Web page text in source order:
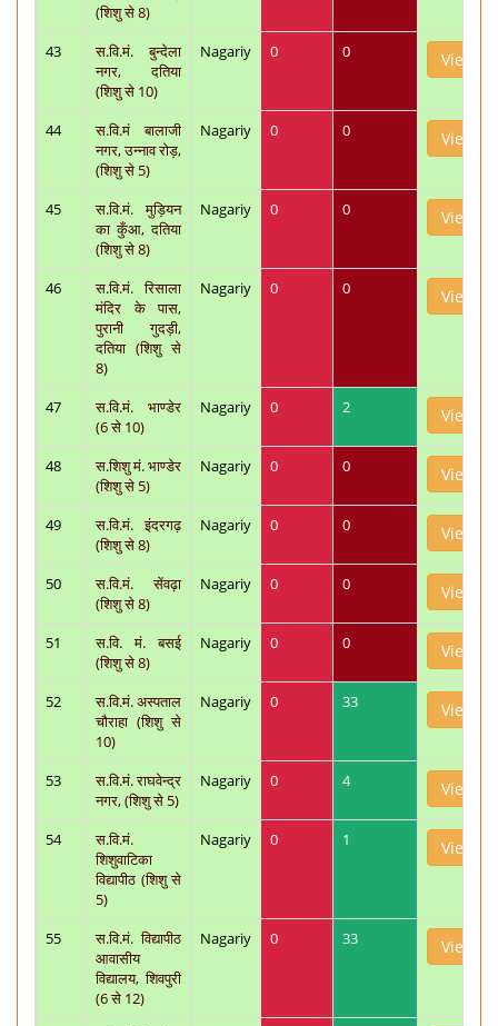
(शिशु से 8)
43
स.वि.मं. बुन्देला
नगर, दतिया
(शिशु से 10)
Nagariy 0 0 View
44
स.वि.मं बालाजी
नगर, उन्नाव रोड़,
(शिशु से 5)
Nagariy 0 0 View
45
स.वि.मं. मुड़ियन
का कुँआ, दतिया
(शिशु से 8)
Nagariy 0 0 View
46
स.वि.मं. रिसाला
मंदिर के पास,
पुरानी गुदड़ी,
दतिया (शिशु से
8)
Nagariy 0 0 View
47
स.वि.मं. भाण्डेर
(6 से 10)
Nagariy 0 2 View
48
स.शिशु मं. भाण्डेर
(शिशु से 5)
Nagariy 0 0 View
49
स.वि.मं. इंदरगढ़
(शिशु से 8)
Nagariy 0 0 View
50
स.वि.मं. सेंवढ़ा
(शिशु से 8)
Nagariy 0 0 View
51
स.वि. मं. बसई
(शिशु से 8)
Nagariy 0 0 View
52
स.वि.मं. अस्पताल
चौराहा (शिशु से
10)
Nagariy 0 33 View
53
स.वि.मं. राघवेन्द्र
नगर, (शिशु से 5)
Nagariy 0 4 View
54
स.वि.मं.
शिशुवाटिका
विद्यापीठ (शिशु से
5)
Nagariy 0 1 View
55
स.वि.मं. विद्यापीठ
आवासीय
विद्यालय, शिवपुरी
(6 से 12)
Nagariy 0 33 View